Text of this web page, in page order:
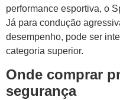
performance esportiva, o
Já para condução
desempenho, pode ser
categoria superior.
Onde comprar
segurança